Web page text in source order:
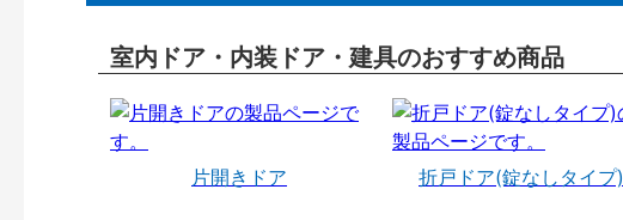
室内ドア・内装ドア・建具のおすすめ商品
片開きドア 折戸ドア(錠なしタイプ)